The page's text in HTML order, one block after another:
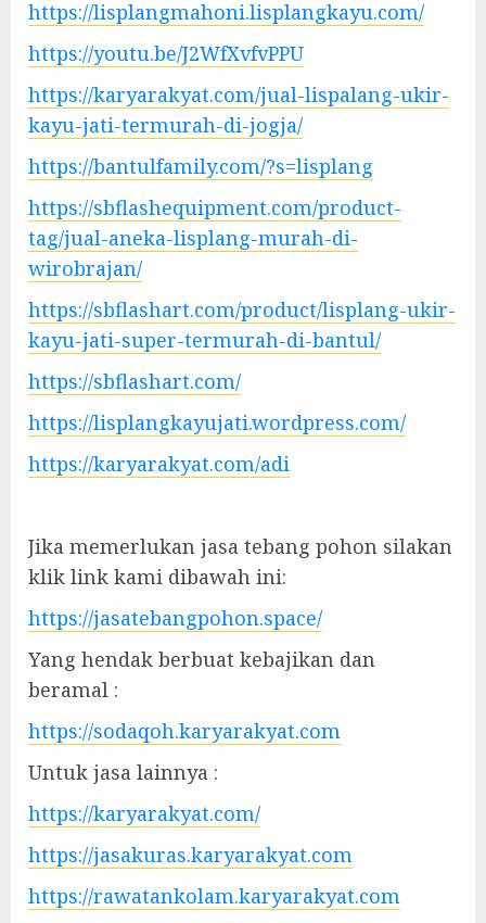
https://lisplangmahoni.lisplangkayu.com/
https://youtu.be/J2WfXvfvPPU
https://karyarakyat.com/jual-lispalang-ukir-
kayu-jati-termurah-di-jogja/
https://bantulfamily.com/?s=lisplang
https://sbflashequipment.com/product-
tag/jual-aneka-lisplang-murah-di-
wirobrajan/
https://sbflashart.com/product/lisplang-ukir-
kayu-jati-super-termurah-di-bantul/
https://sbflashart.com/
https://lisplangkayujati.wordpress.com/
https://karyarakyat.com/adi
Jika memerlukan jasa tebang pohon silakan
klik link kami dibawah ini:
https://jasatebangpohon.space/
Yang hendak berbuat kebajikan dan
beramal :
https://sodaqoh.karyarakyat.com
Untuk jasa lainnya :
https://karyarakyat.com/
https://jasakuras.karyarakyat.com
https://rawatankolam.karyarakyat.com